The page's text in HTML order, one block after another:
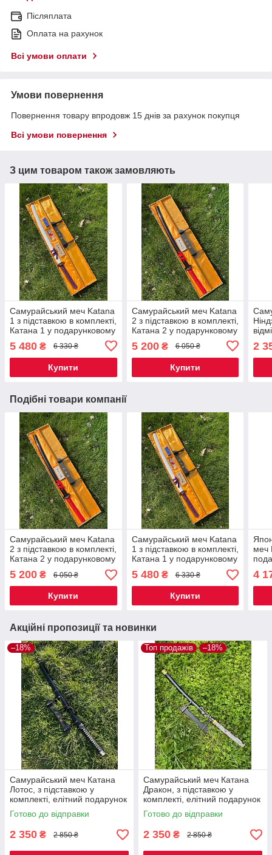
Післяплата
Оплата на рахунок
Всі умови оплати
Умови повернення
Повернення товару впродовж 15 днів за рахунок покупця
Всі умови повернення
З цим товаром також замовляють
Самурайський меч Katana
1 з підставкою в комплекті,
Катана 1 у подарунковому
подарунком чоловікові
5 480 ₴ 6 330 ₴
Купити
Самурайський меч Katana
2 з підставкою в комплекті,
Катана 2 у подарунковому
подарунком чоловікові
5 200₴ 6 050 ₴
Купити
2
Подібні товари компанії
Самурайський меч Katana
2 з підставкою в комплекті,
Катана 2 у подарунковому
кейсі стане елітним
подарунком чоловікові
5 200 ₴ 6 050 ₴
Купити
Самурайський меч Katana
1 з підставкою в комплекті,
Катана 1 у подарунковому
кейсі стане елітним
подарунком чоловікові
5 480₴ 6 330 ₴
Купити
меч
4
Акційні пропозиції та новинки
–18%
Самурайський меч Катана
Лотос, з підставкою у
комплекті, елітний подарунок
чоловікові
Готово до відправки
2 350 ₴ 2 850 ₴
Топ продажів –18%
Самурайський меч Катана
Дракон, з підставкою у
комплекті, елітний подарунок
чоловікові
Готово до відправки
2 350 ₴ 2 850 ₴